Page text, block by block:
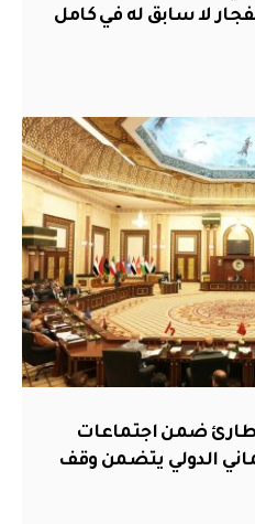
لا سابق له في كامل
طارئ ضمن اجتماعات
البرلماني الدولي يتضمن وقف